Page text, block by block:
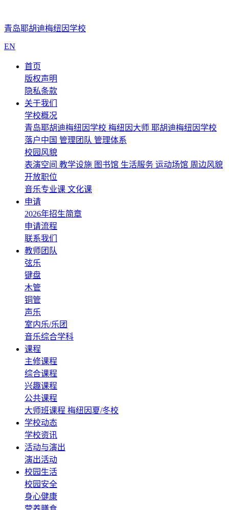
青岛耶胡迪梅纽因学校
EN
首页
版权声明
隐私条款
关于我们
学校概况
青岛耶胡迪梅纽因学校 梅纽因大师 耶胡迪梅纽因学校
落户中国 管理团队 管理体系
校园风貌
表演空间 教学设施 图书馆 生活服务 运动场馆 周边风貌
开放职位
音乐专业课 文化课
申请
2026年招生简章
申请流程
联系我们
教师团队
弦乐
键盘
木管
铜管
声乐
室内乐/乐团
音乐综合学科
课程
主修课程
综合课程
兴趣课程
公共课程
大师班课程 梅纽因夏/冬校
学校动态
学校资讯
活动与演出
演出活动
校园生活
校园安全
身心健康